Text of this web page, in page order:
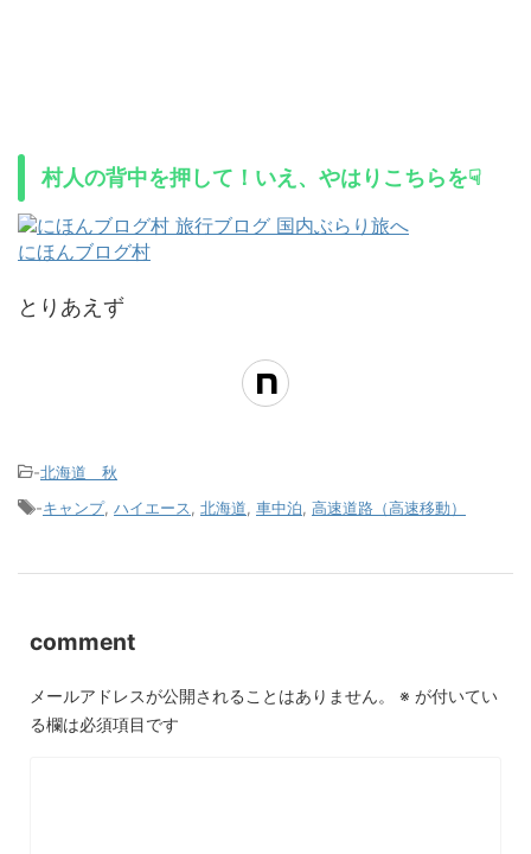
村人の背中を押して！いえ、やはりこちらを☟
にほんブログ村
とりあえず
-北海道 秋
-キャンプ, ハイエース 北海道 車中泊 高速道路（高速移動）
comment
メールアドレスが公開されることはありません。 ※ が付いてい
る欄は必須項目です